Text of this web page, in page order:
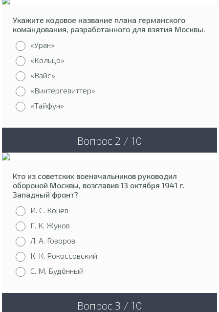
Укажите кодовое название плана германского
командования, разработанного для взятия Москвы.
«Уран»
«Кольцо»
«Вайс»
«Винтергевиттер»
«Тайфун»
Вопрос 2 / 10
Кто из советских военачальников руководил
обороной Москвы, возглавив 13 октября 1941 г.
Западный фронт?
И. С. Конев
Г. К. Жуков
Л. А. Говоров
К. К. Рокоссовский
С. М. Будённый
Вопрос 3 / 10